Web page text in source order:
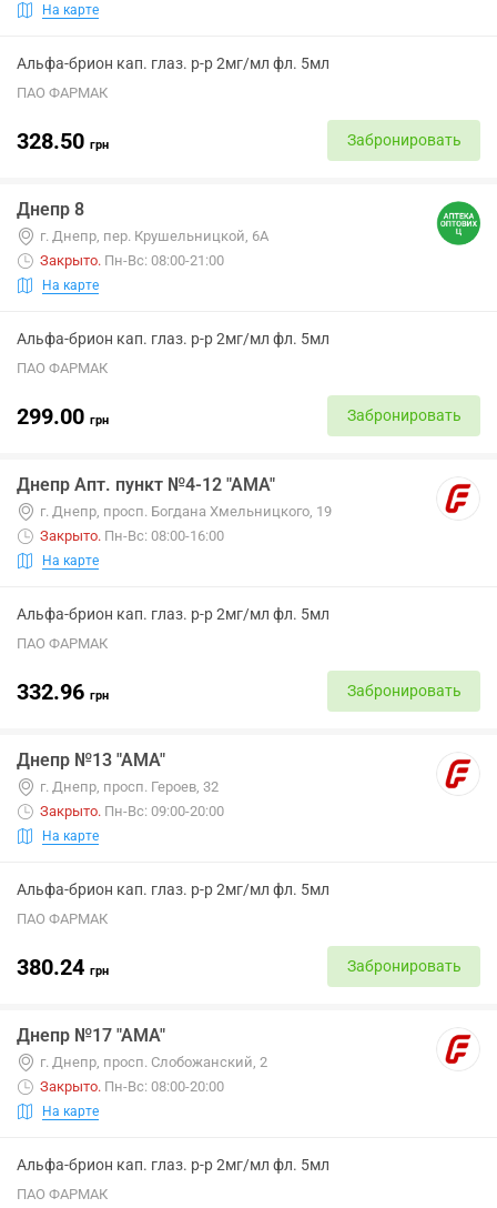
На карте
Альфа-брион кап. глаз. р-р 2мг/мл фл. 5мл
ПАО ФАРМАК
328.50 грн Забронировать
Днепр 8
г. Днепр, пер. Крушельницкой, 6А
Закрыто. Пн-Вс: 08:00-21:00
На карте
Альфа-брион кап. глаз. р-р 2мг/мл фл. 5мл
ПАО ФАРМАК
299.00 грн Забронировать
Днепр Апт. пункт №4-12 "АМА"
г. Днепр, просп. Богдана Хмельницкого, 19
Закрыто. Пн-Вс: 08:00-16:00
На карте
Альфа-брион кап. глаз. р-р 2мг/мл фл. 5мл
ПАО ФАРМАК
332.96 грн Забронировать
Днепр №13 "АМА"
г. Днепр, просп. Героев, 32
Закрыто. Пн-Вс: 09:00-20:00
На карте
Альфа-брион кап. глаз. р-р 2мг/мл фл. 5мл
ПАО ФАРМАК
380.24 грн Забронировать
Днепр №17 "АМА"
г. Днепр, просп. Слобожанский, 2
Закрыто. Пн-Вс: 08:00-20:00
На карте
Альфа-брион кап. глаз. р-р 2мг/мл фл. 5мл
ПАО ФАРМАК